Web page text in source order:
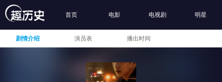
首页 电影 电视剧 明星
剧情介绍 演员表 播出时间